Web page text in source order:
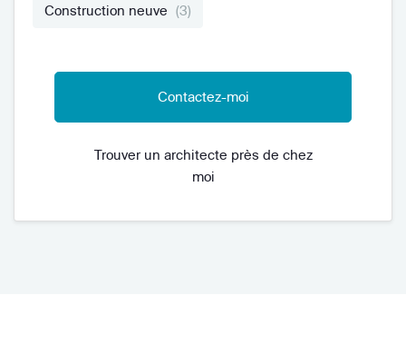
Construction neuve (3)
Contactez-moi
Trouver un architecte près de chez
moi